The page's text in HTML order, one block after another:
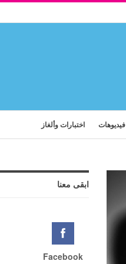
فيديوهات اختبارات وألغاز
ابقى معنا
Facebook